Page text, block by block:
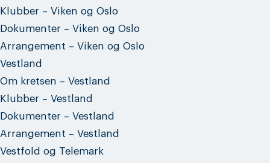
Klubber – Viken og Oslo
Dokumenter – Viken og Oslo
Arrangement – Viken og Oslo
Vestland
Om kretsen – Vestland
Klubber – Vestland
Dokumenter – Vestland
Arrangement – Vestland
Vestfold og Telemark